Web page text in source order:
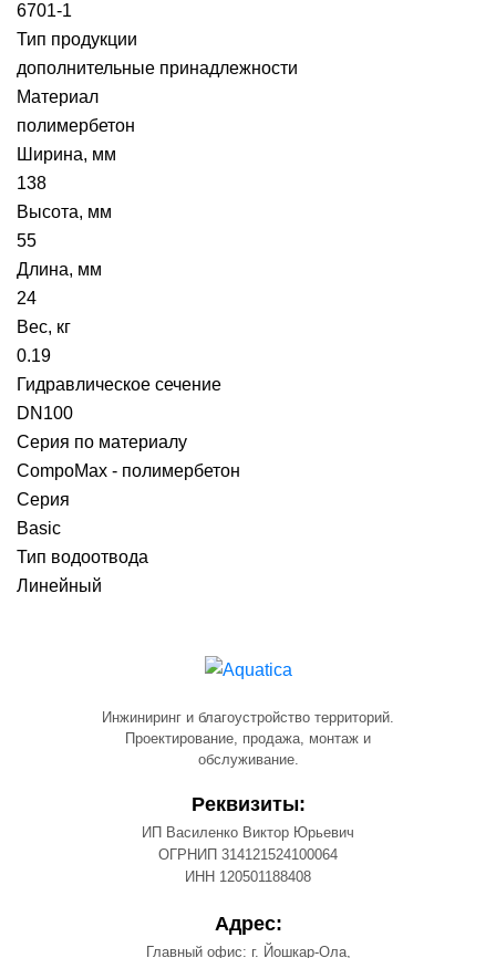
6701-1
Тип продукции
дополнительные принадлежности
Материал
полимербетон
Ширина, мм
138
Высота, мм
55
Длина, мм
24
Вес, кг
0.19
Гидравлическое сечение
DN100
Серия по материалу
CompoMax - полимербетон
Серия
Basic
Тип водоотвода
Линейный
Инжиниринг и благоустройство территорий.
Проектирование, продажа, монтаж и
обслуживание.
Реквизиты:
ИП Василенко Виктор Юрьевич
ОГРНИП 314121524100064
ИНН 120501188408
Адрес:
Главный офис: г. Йошкар-Ола,